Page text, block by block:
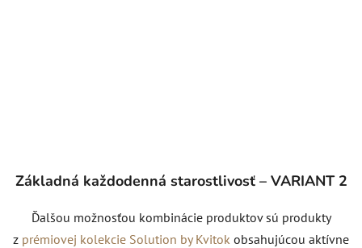
Základná každodenná starostlivosť – VARIANT 2
Ďalšou možnosťou kombinácie produktov sú produkty
z prémiovej kolekcie Solution by Kvitok obsahujúcou aktívne